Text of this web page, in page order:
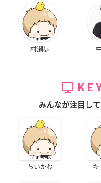
村瀬歩
みんなが注目し
ちいかわ キ